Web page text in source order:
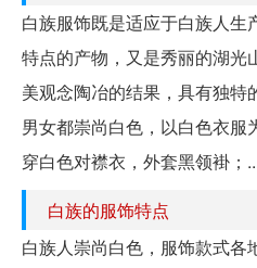
白族服饰既是适应于白族人生
特点的产物，又是秀丽的湖光
美观念陶冶的结果，具有独特
男女都崇尚白色，以白色衣服
穿白色对襟衣，外套黑领褂；
白族的服饰特点
白族人崇尚白色，服饰款式各